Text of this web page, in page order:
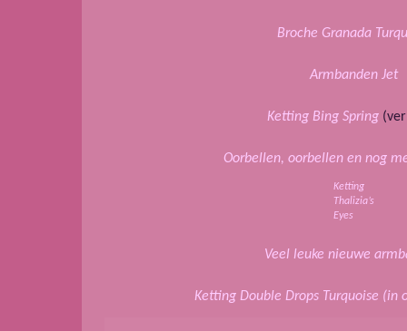
Broche Granada
Armbanden Jet
Ketting Bing Spring
Oorbellen, oorbellen en nog
Ketting
Thalizia’s
Eyes
Veel leuke nieuwe
Ketting Double Drops Turquoise (in